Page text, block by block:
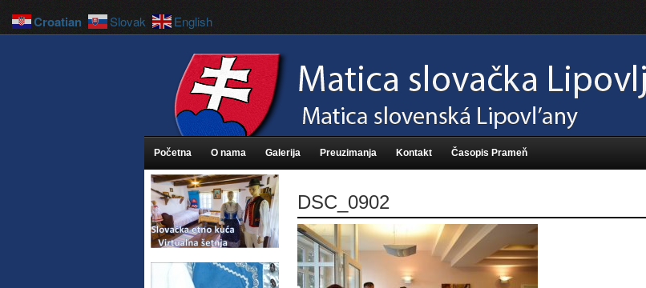
Početna O nama Galerija Preuzimanja Kontakt Časopis Prameň
DSC_0902
Croatian Slovak English